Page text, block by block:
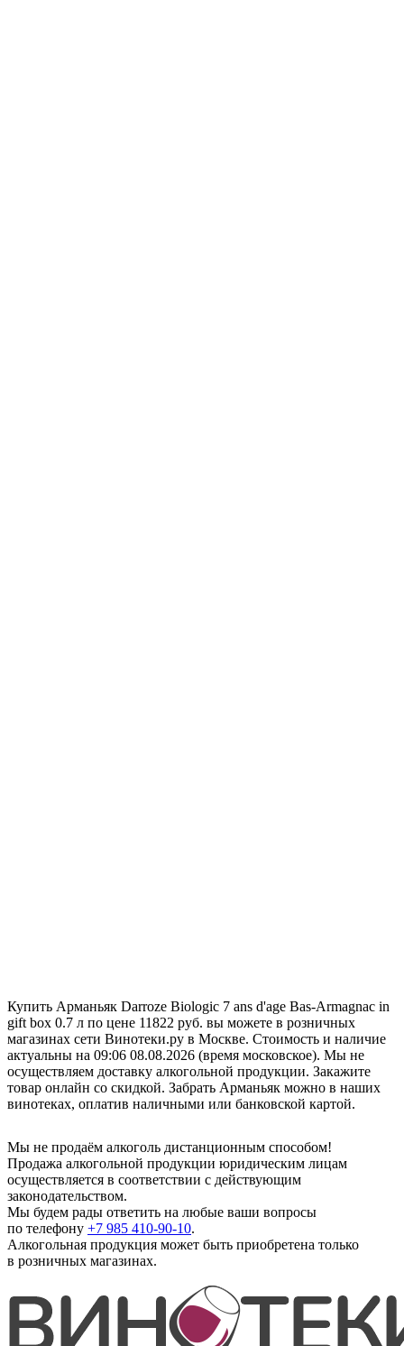
Купить Арманьяк Darroze Biologic 7 ans d'age Bas-Armagnac in
gift box 0.7 л по цене 11822 руб. вы можете в розничных
магазинах сети Винотеки.ру в Москве. Стоимость и наличие
актуальны на 09:06 08.08.2026 (время московское). Мы не
осуществляем доставку алкогольной продукции. Закажите
товар онлайн со скидкой. Забрать Арманьяк можно в наших
винотеках, оплатив наличными или банковской картой.
Мы не продаём алкоголь дистанционным способом!
Продажа алкогольной продукции юридическим лицам
осуществляется в соответствии с действующим
законодательством.
Мы будем рады ответить на любые ваши вопросы
по телефону +7 985 410-90-10.
Алкогольная продукция может быть приобретена только
в розничных магазинах.